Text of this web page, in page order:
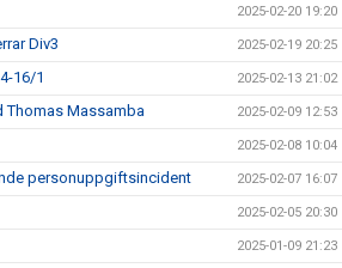
2025-02-20 19:20
Div3 2025-02-19 20:25
16/1 2025-02-13 21:02
Thomas Massamba 2025-02-09 12:53
2025-02-08 10:04
personuppgiftsincident 2025-02-07 16:07
2025-02-05 20:30
2025-01-09 21:23